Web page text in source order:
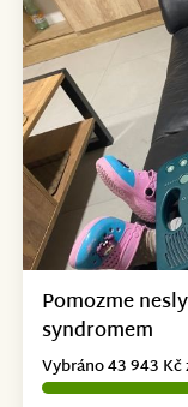
Pomozme
syndromem
Vybráno 43 943 Kč